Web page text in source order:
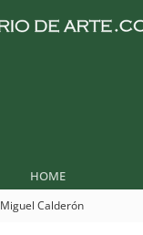
HOME
Miguel Calderón